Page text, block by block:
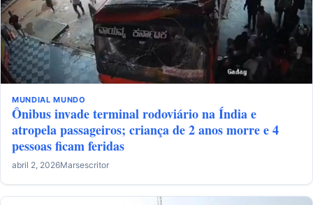
MUNDIAL MUNDO
Ônibus invade terminal rodoviário na Índia e
atropela passageiros; criança de 2 anos morre e 4
pessoas ficam feridas
abril 2, 2026Marsescritor